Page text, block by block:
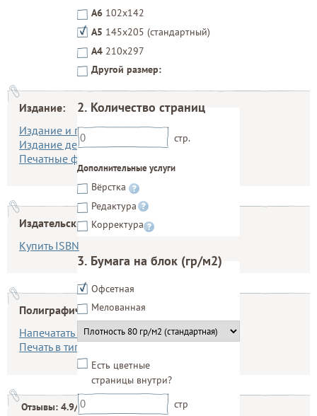
Издание:
Издание и печать на заказ
Издание детской литературы
Печатные форматы
Издательский пакет:
Купить ISBN
Полиграфические услуги:
Напечатать тираж
Печать в типографии
Отзывы: 4.9/5 балла
А6 102х142
А5 145х205 (стандартный)
А4 210x297
Другой размер:
2. Количество страниц
Количество страниц стр.
Дополнительные услуги
Вёрстка
Редактура
Корректура
3. Бумага на блок (гр/м2)
Офсетная
Мелованная
Плотность бумаги для страниц
Есть цветные
страницы внутри?
Количество цветных страниц
стр